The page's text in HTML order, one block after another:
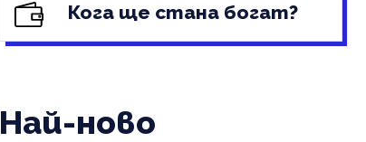
Кога ще стана богат?
Най-ново